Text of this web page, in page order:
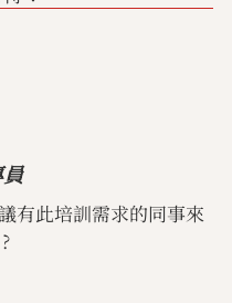
有此培訓需求的同事來